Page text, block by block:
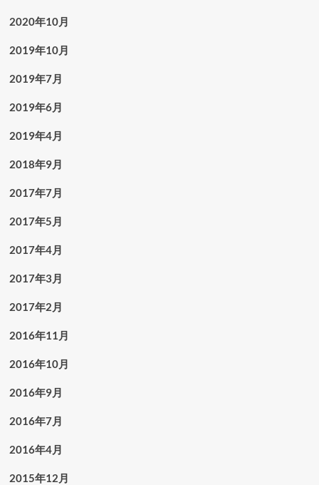
2020年10月
2019年10月
2019年7月
2019年6月
2019年4月
2018年9月
2017年7月
2017年5月
2017年4月
2017年3月
2017年2月
2016年11月
2016年10月
2016年9月
2016年7月
2016年4月
2015年12月